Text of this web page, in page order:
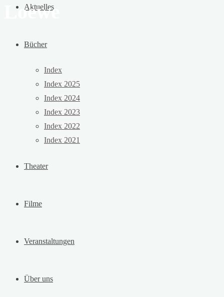
Aktuelles
Bücher
Index
Index 2025
Index 2024
Index 2023
Index 2022
Index 2021
Theater
Filme
Veranstaltungen
Über uns
Loewe